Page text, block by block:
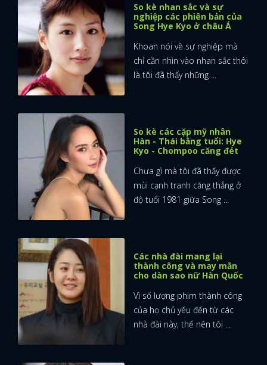
ĐĂNG NHẬP
So kè nhan sắc và sự
nghiệp các phiên bản của
Song Hye Kyo ở châu Á
Khoan nói về sự nghiệp mà
chỉ cần nhìn vào nhan sắc thôi
là tôi đã thấy những ...
So kè các cặp mỹ nhân
Hàn - Thái bằng tuổi: Hye
Kyo - Chompoo căng đét
Chưa gì mà tôi đã thấy được
mùi cạnh tranh căng thẳng ở
độ tuổi 1981 giữa Song ...
Các nhà đài mang lại
thành công và may mắn
cho dàn sao nữ Hàn Quốc
Vì số lượng phim thành công
của họ chủ yếu đến từ các
nhà đài này, thế nên tôi ...